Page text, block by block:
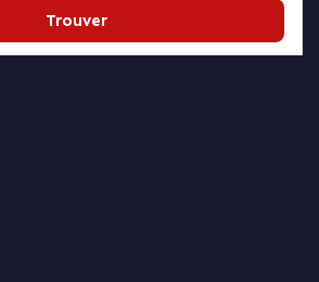
Trouver